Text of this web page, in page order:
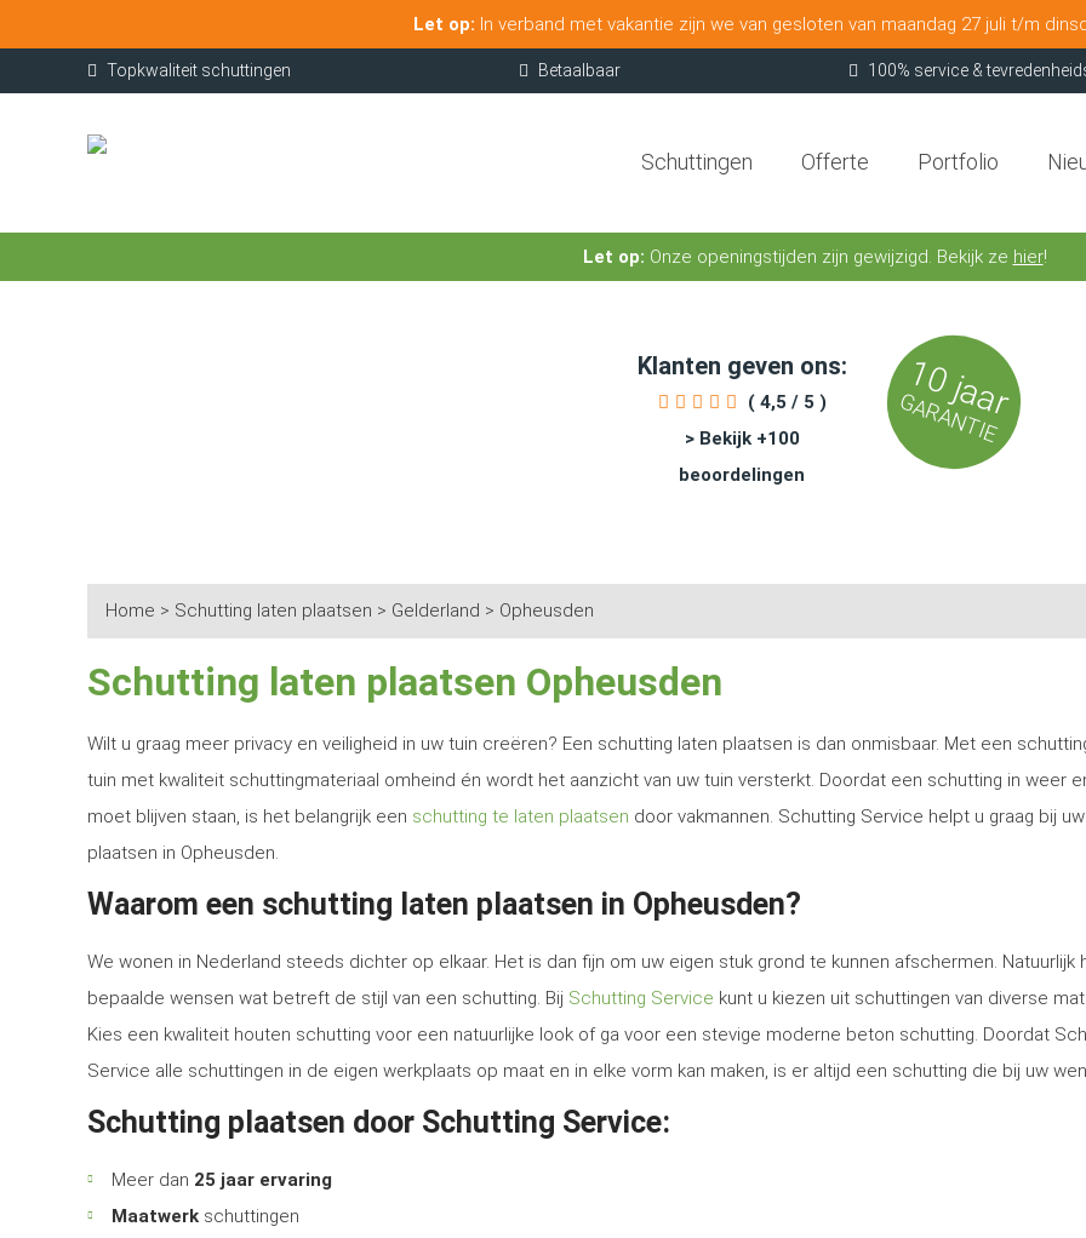
Let op: In verband met vakantie zijn we van gesloten van maandag 27 juli t/m
Topkwaliteit schuttingen Betaalbaar 100% service &
Schuttingen Offerte Portfolio
Let op: Onze openingstijden zijn gewijzigd. Bekijk ze hier!
Klanten geven ons:
( 4,5 / 5 )
> Bekijk +100
beoordelingen
10 jaar
GARANTIE
Home > Schutting laten plaatsen > Gelderland > Opheusden
Schutting laten plaatsen Opheusden
Wilt u graag meer privacy en veiligheid in uw tuin creëren? Een schutting laten plaatsen is dan onmisbaar. Met een
tuin met kwaliteit schuttingmateriaal omheind én wordt het aanzicht van uw tuin versterkt. Doordat een schutting in weer
moet blijven staan, is het belangrijk een schutting te laten plaatsen door vakmannen. Schutting Service helpt u graag bij
plaatsen in Opheusden.
Waarom een schutting laten plaatsen in Opheusden?
We wonen in Nederland steeds dichter op elkaar. Het is dan fijn om uw eigen stuk grond te kunnen afschermen. Natuurlijk
bepaalde wensen wat betreft de stijl van een schutting. Bij Schutting Service kunt u kiezen uit schuttingen van diverse
Kies een kwaliteit houten schutting voor een natuurlijke look of ga voor een stevige moderne beton schutting. Doordat
Service alle schuttingen in de eigen werkplaats op maat en in elke vorm kan maken, is er altijd een schutting die bij uw
Schutting plaatsen door Schutting Service:
Meer dan 25 jaar ervaring
Maatwerk schuttingen